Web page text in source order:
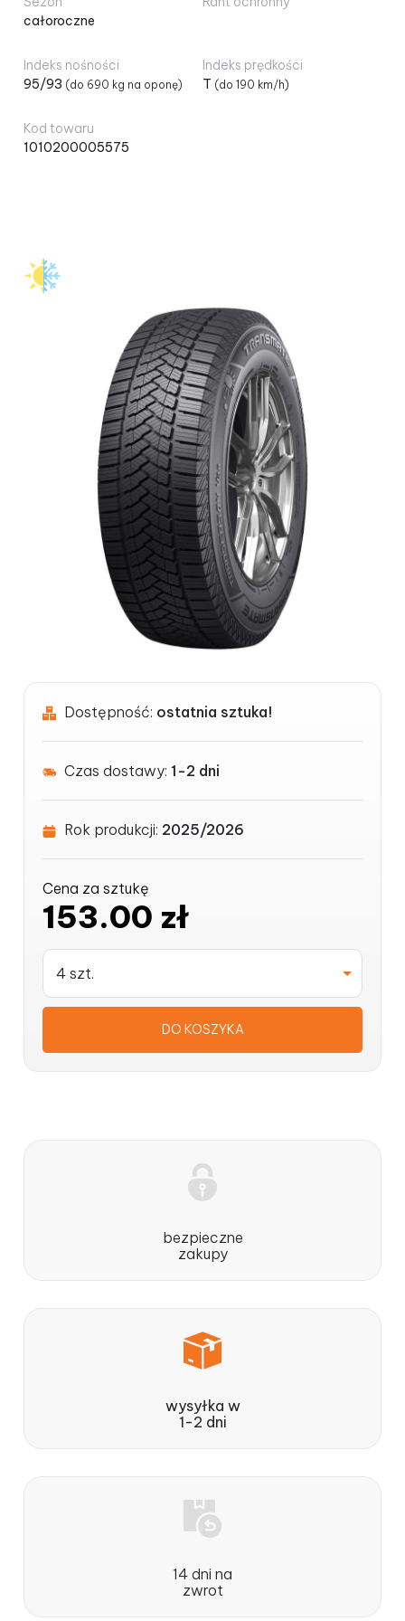
Koszyk
całoroczne
Indeks nośności
95/93 (do 690 kg na oponę)
Indeks prędkości
T (do 190 km/h)
Kod towaru
1010200005575
Dostępność: ostatnia sztuka!
Czas dostawy:1-2 dni
Rok produkcji: 2025/2026
Cena za sztukę
153.00 zł
4 szt.
DO KOSZYKA
bezpieczne
zakupy
wysyłka w
1-2 dni
14 dni na
zwrot